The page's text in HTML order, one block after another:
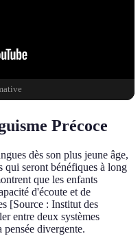
Précoce
dès son plus jeune âge,
qui seront bénéfiques à long
que les enfants
d'écoute et de
[Source : Institut des
entre deux systèmes
divergente.